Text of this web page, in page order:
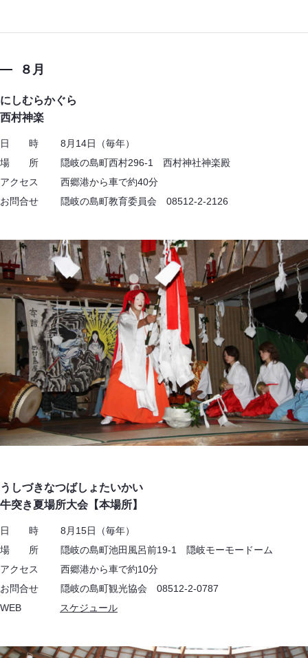
８月
にしむらかぐら
西村神楽
日 時 8月14日（毎年）
場 所 隠岐の島町西村296-1 西村神社神楽殿
アクセス 西郷港から車で約40分
お問合せ 隠岐の島町教育委員会 08512-2-2126
うしづきなつばしょたいかい
牛突き夏場所大会【本場所】
日 時 8月15日（毎年）
場 所 隠岐の島町池田風呂前19-1 隠岐モーモードーム
アクセス 西郷港から車で約10分
お問合せ 隠岐の島町観光協会 08512-2-0787
WEB
スケジュール